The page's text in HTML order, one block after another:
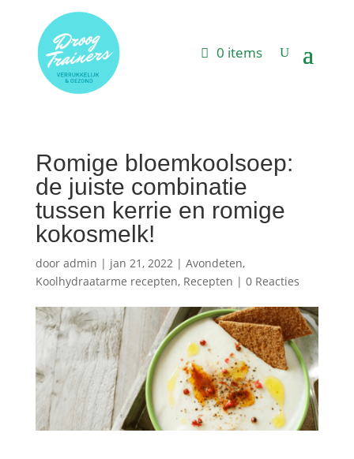
0 items
Romige bloemkoolsoep:
de juiste combinatie
tussen kerrie en romige
kokosmelk!
door admin | jan 21, 2022| Avondeten,
Koolhydraatarme recepten, Recepten | 0 Reacties